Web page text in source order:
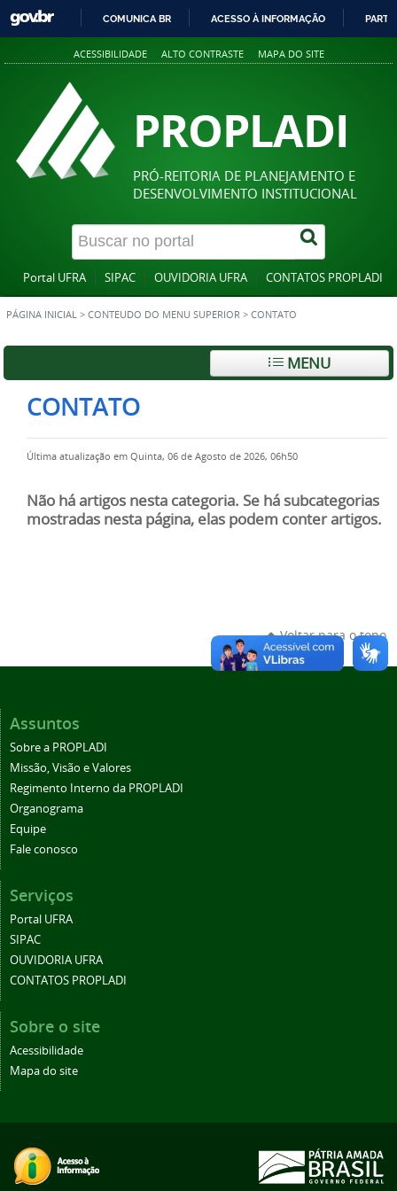
PARA
COMUNICA BR ACESSO À INFORMAÇÃO
ACESSIBILIDADE ALTO CONTRASTE MAPA DO SITE
PROPLADI
PRÓ-REITORIA DE PLANEJAMENTO E
DESENVOLVIMENTO INSTITUCIONAL
Portal UFRA SIPAC OUVIDORIA UFRA CONTATOS PROPLADI
PÁGINA INICIAL > CONTEUDO DO MENU SUPERIOR > CONTATO
MENU
CONTATO
Última atualização em Quinta, 06 de Agosto de 2026, 06h50
Não há artigos nesta categoria. Se há subcategorias
mostradas nesta página, elas podem conter artigos.
Voltar para o topo
Assuntos
Sobre a PROPLADI
Missão, Visão e Valores
Regimento Interno da PROPLADI
Organograma
Equipe
Fale conosco
Serviços
Portal UFRA
SIPAC
OUVIDORIA UFRA
CONTATOS PROPLADI
Sobre o site
Acessibilidade
Mapa do site